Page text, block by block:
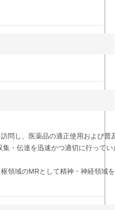
問し、医薬品の適正使用および普
集・伝達を迅速かつ適切に行ってい
領域のMRとして精神・神経領域